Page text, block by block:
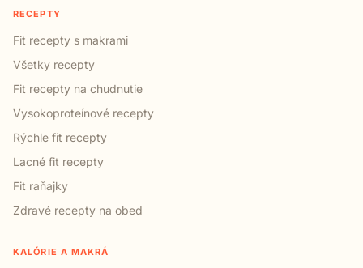
RECEPTY
Fit recepty s makrami
Všetky recepty
Fit recepty na chudnutie
Vysokoproteínové recepty
Rýchle fit recepty
Lacné fit recepty
Fit raňajky
Zdravé recepty na obed
KALÓRIE A MAKRÁ